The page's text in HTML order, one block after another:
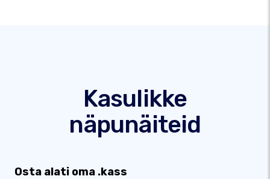
Kasulikke
näpunäiteid
Osta alati oma .kass